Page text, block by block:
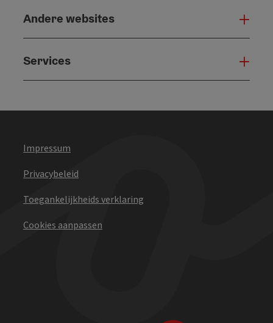
Andere websites
Services
Impressum
Privacybeleid
Toegankelijkheids verklaring
Cookies aanpassen